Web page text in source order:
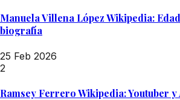
Manuela Villena López Wikipedia:
biografía
25 Feb 2026
2
Ramsey Ferrero Wikipedia: Youtuber